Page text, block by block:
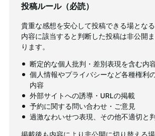
投稿ルール（必読）
貴重な感想を安心して投稿できる場とな
内容に該当すると判断した投稿は非公開
ります。
断定的な個人批判・差別表現を含む内
個人情報やプライバシーなど各種権利
内容
外部サイトへの誘導・URLの掲載
予約に関する問い合わせ・ご意見
過激なわいせつ表現、その他不適切と